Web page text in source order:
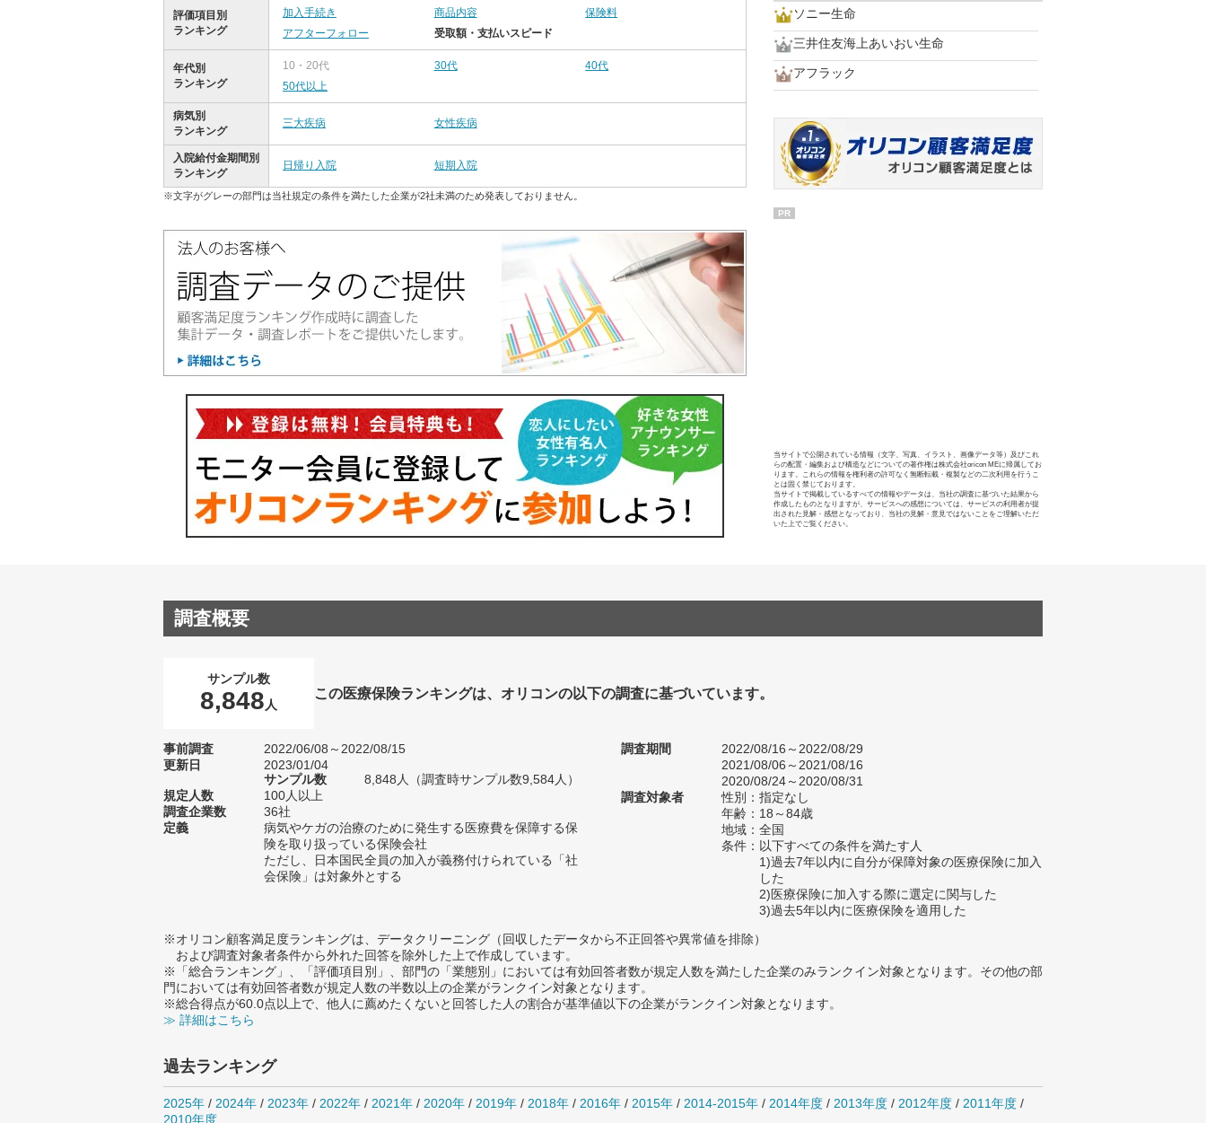
評価項目別
ランキング
加入手続き 商品内容
保険料
アフターフォロー
受取額・支払いスピード
年代別
ランキング
10・20代 30代
40代
50代以上
病気別
ランキング
三大疾病 女性疾病
入院給付金期間別
ランキング
日帰り入院 短期入院
※文字がグレーの部門は当社規定の条件を満たした企業が2社未満のため発表しておりません。
ソニー生命
三井住友海上あいおい生命
アフラック
PR
当サイトで公開されている情報（文字、写真、イラスト、画像データ等）及びこれ
らの配置・編集および構造などについての著作権は株式会社oricon MEに帰属してお
ります。これらの情報を権利者の許可なく無断転載・複製などの二次利用を行うこ
とは固く禁じております。
当サイトで掲載しているすべての情報やデータは、当社の調査に基づいた結果から
作成したものとなりますが、サービスへの感想については、サービスの利用者が提
出された見解・感想となっており、当社の見解・意見ではないことをご理解いただ
いた上でご覧ください。
調査概要
サンプル数
8,848 人
この医療保険ランキングは、オリコンの以下の調査に基づいています。
事前調査
2022/06/08～2022/08/15
更新日
2023/01/04
サンプル数
8,848人（調査時サンプル数9,584人）
規定人数
100人以上
調査企業数
36社
定義
病気やケガの治療のために発生する医療費を保障する保
険を取り扱っている保険会社
ただし、日本国民全員の加入が義務付けられている「社
会保険」は対象外とする
調査期間
2022/08/16～2022/08/29
2021/08/06～2021/08/16
2020/08/24～2020/08/31
調査対象者
性別：指定なし
年齢：18～84歳
地域：全国
条件：以下すべての条件を満たす人
1)過去7年以内に自分が保障対象の医療保険に加入
した
2)医療保険に加入する際に選定に関与した
3)過去5年以内に医療保険を適用した
※オリコン顧客満足度ランキングは、データクリーニング（回収したデータから不正回答や異常値を排除）
および調査対象者条件から外れた回答を除外した上で作成しています。
※「総合ランキング」、「評価項目別」、部門の「業態別」においては有効回答者数が規定人数を満たした企業のみランクイン対象となります。その他の部
門においては有効回答者数が規定人数の半数以上の企業がランクイン対象となります。
※総合得点が60.0点以上で、他人に薦めたくないと回答した人の割合が基準値以下の企業がランクイン対象となります。
≫ 詳細はこちら
過去ランキング
2025年 / 2024年 / 2023年 / 2022年 / 2021年 / 2020年 / 2019年 / 2018年 / 2016年 / 2015年 / 2014-2015年 / 2014年度 / 2013年度 / 2012年度 / 2011年度 /
2010年度